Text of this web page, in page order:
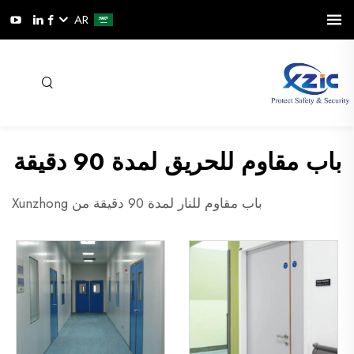
AR
باب مقاوم للحريق لمدة 90 دقيقة
باب مقاوم للنار لمدة 90 دقيقة من Xunzhong